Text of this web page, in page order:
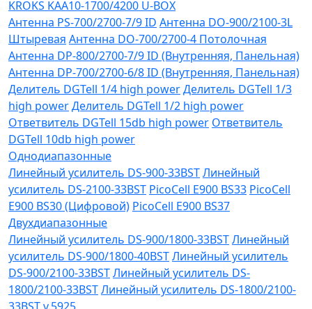
KROKS KAA10-1700/4200 U-BOX
Антенна PS-700/2700-7/9 ID Антенна DO-900/2100-3L
Штыревая Антенна DO-700/2700-4 Потолочная
Антенна DP-800/2700-7/9 ID (Внутренняя, Панельная)
Антенна DP-700/2700-6/8 ID (Внутренняя, Панельная)
Делитель DGTell 1/4 high powerДелитель DGTell 1/3
high powerДелитель DGTell 1/2 high power
Ответвитель DGTell 15db high power Ответвитель
DGTell 10db high power
Однодиапазонные
Линейный усилитель DS-900-33BSTЛинейный
усилитель DS-2100-33BST PicoCell E900 BS33 PicoCell
E900 BS30 (Цифровой) PicoCell E900 BS37
Двухдиапазонные
Линейный усилитель DS-900/1800-33BSTЛинейный
усилитель DS-900/1800-40BSTЛинейный усилитель
DS-900/2100-33BSTЛинейный усилитель DS-
1800/2100-33BSTЛинейный усилитель DS-1800/2100-